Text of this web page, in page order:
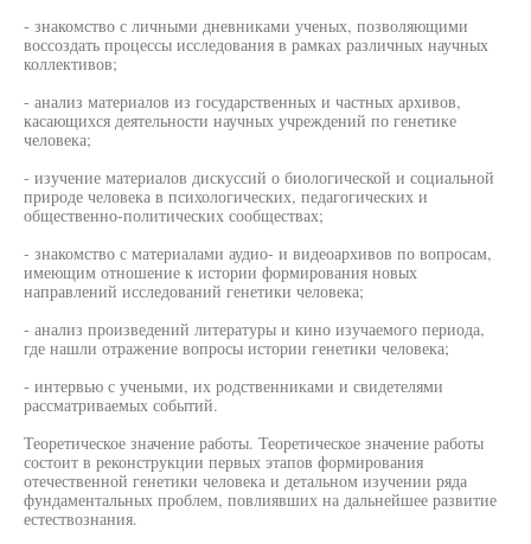
- знакомство с личными дневниками ученых, позволяющими
воссоздать процессы исследования в рамках различных научных
коллективов;
- анализ материалов из государственных и частных архивов,
касающихся деятельности научных учреждений по генетике
человека;
- изучение материалов дискуссий о биологической и социальной
природе человека в психологических, педагогических и
общественно-политических сообществах;
- знакомство с материалами аудио- и видеоархивов по вопросам,
имеющим отношение к истории формирования новых
направлений исследований генетики человека;
- анализ произведений литературы и кино изучаемого периода,
где нашли отражение вопросы истории генетики человека;
- интервью с учеными, их родственниками и свидетелями
рассматриваемых событий.
Теоретическое значение работы. Теоретическое значение работы
состоит в реконструкции первых этапов формирования
отечественной генетики человека и детальном изучении ряда
фундаментальных проблем, повлиявших на дальнейшее развитие
естествознания.